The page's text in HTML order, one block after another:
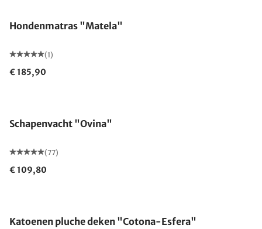
Hondenmatras "Matela"
(1)
€ 185,90
Schapenvacht "Ovina"
(77)
€ 109,80
Katoenen pluche deken "Cotona-Esfera"